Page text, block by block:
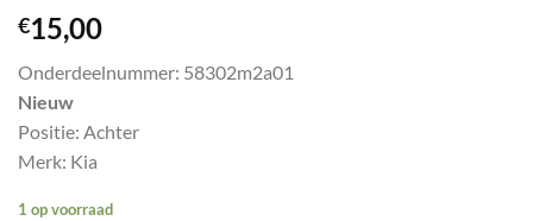
€15,00
Onderdeelnummer: 58302m2a01
Nieuw
Positie: Achter
Merk: Kia
1 op voorraad